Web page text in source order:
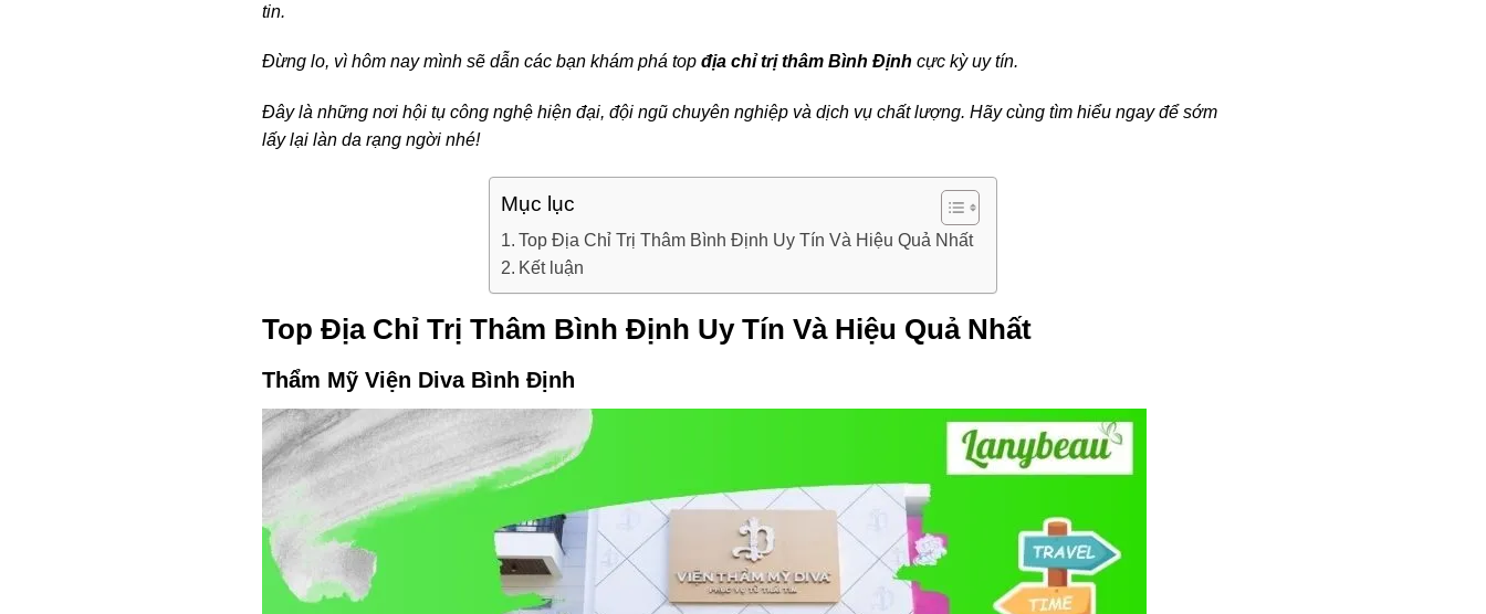
tin.
Đừng lo, vì hôm nay mình sẽ dẫn các bạn khám phá top địa chỉ trị thâm Bình Định cực kỳ uy tín.
Đây là những nơi hội tụ công nghệ hiện đại, đội ngũ chuyên nghiệp và dịch vụ chất lượng. Hãy cùng tìm hiểu ngay để sớm
lấy lại làn da rạng ngời nhé!
Mục lục
Top Địa Chỉ Trị Thâm Bình Định Uy Tín Và Hiệu Quả Nhất
Kết luận
Top Địa Chỉ Trị Thâm Bình Định Uy Tín Và Hiệu Quả Nhất
Thẩm Mỹ Viện Diva Bình Định